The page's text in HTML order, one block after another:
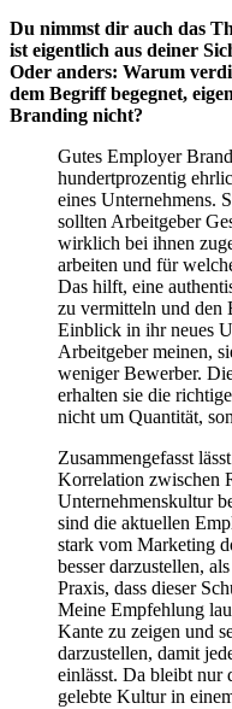
Du nimmst dir auch das
ist eigentlich aus deiner
Oder anders: Warum
dem Begriff begegnet,
Branding nicht?
Gutes Employer
hundertprozentig
eines Unternehmens.
sollten Arbeitgeber
wirklich bei ihnen
arbeiten und für
Das hilft, eine
zu vermitteln und den
Einblick in ihr neues
Arbeitgeber meinen,
weniger Bewerber.
erhalten sie die
nicht um Quantität,
Zusammengefasst
Korrelation zwischen
Unternehmenskultur
sind die aktuellen
stark vom Marketing
besser darzustellen,
Praxis, dass dieser
Meine Empfehlung
Kante zu zeigen und
darzustellen, damit
einlässt. Da bleibt nur
gelebte Kultur in